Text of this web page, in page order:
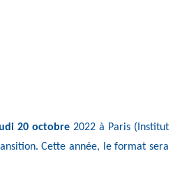
20 octobre 2022 à Paris (Institut
Cette année, le format sera